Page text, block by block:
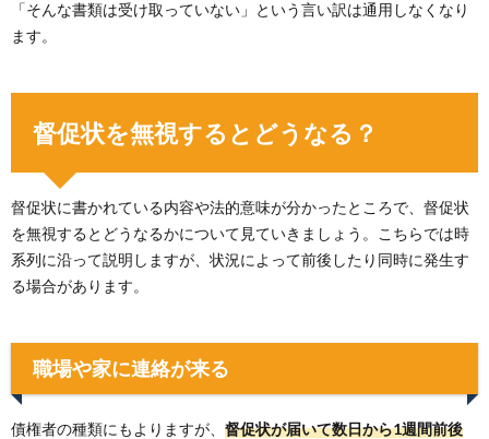
「そんな書類は受け取っていない」という言い訳は通用しなくなり
ます。
督促状を無視するとどうなる？
督促状に書かれている内容や法的意味が分かったところで、督促状
を無視するとどうなるかについて見ていきましょう。こちらでは時
系列に沿って説明しますが、状況によって前後したり同時に発生す
る場合があります。
職場や家に連絡が来る
債権者の種類にもよりますが、 督促状が届いて数日から1週間前後